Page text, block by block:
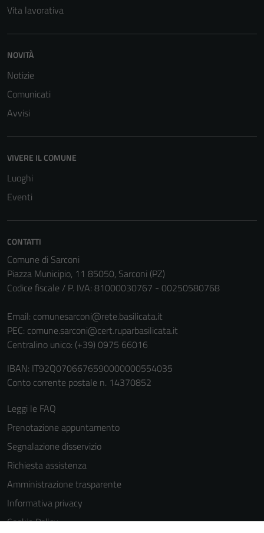
Vita lavorativa
NOVITÀ
Notizie
Comunicati
Avvisi
VIVERE IL COMUNE
Luoghi
Eventi
CONTATTI
Comune di Sarconi
Piazza Municipio, 11 85050, Sarconi (PZ)
Codice fiscale / P. IVA: 81000030767 - 00250580768
Email: comunesarconi@rete.basilicata.it
PEC: comune.sarconi@cert.ruparbasilicata.it
Centralino unico: (+39) 0975 66016
IBAN: IT92Q0706676590000000554035
Conto corrente postale n. 14370852
Leggi le FAQ
Prenotazione appuntamento
Segnalazione disservizio
Richiesta assistenza
Amministrazione trasparente
Informativa privacy
Cookie Policy
essere
informazioni
personali.